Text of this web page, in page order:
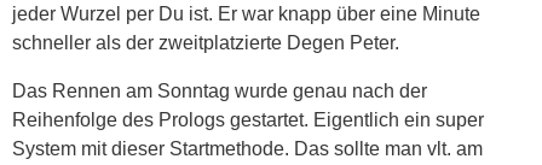
jeder Wurzel per Du ist. Er war knapp über eine Minute
schneller als der zweitplatzierte Degen Peter.
Das Rennen am Sonntag wurde genau nach der
Reihenfolge des Prologs gestartet. Eigentlich ein super
System mit dieser Startmethode. Das sollte man vlt. am